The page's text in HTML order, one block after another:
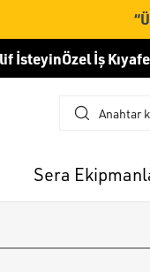
İsteyinÖzel İş
Sera